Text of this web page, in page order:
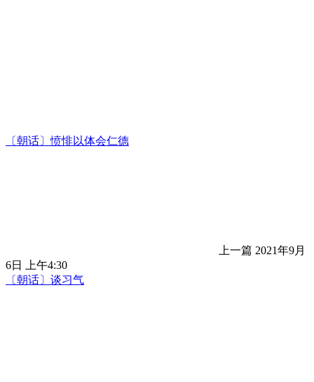
〔朝话〕愤悱以体会仁德
上一篇 2021年9月
6日 上午4:30
〔朝话〕谈习气